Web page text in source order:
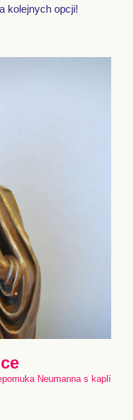
kolejnych opcji!
Neumanna s kaplí